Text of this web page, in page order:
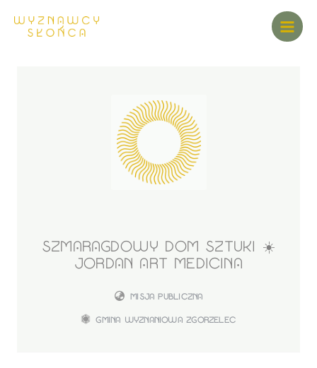
SZMARAGDOWY DOM SZTUKI ☀️
JORDAN ART MEDICINA
MISJA PUBLICZNA
GMINA WYZNANIOWA ZGORZELEC